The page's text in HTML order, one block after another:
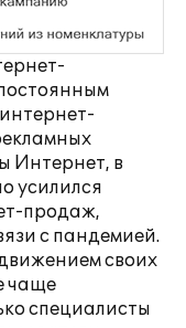
Интернет, в
усилился
продаж,
с пандемией.
своих
чаще
специалисты